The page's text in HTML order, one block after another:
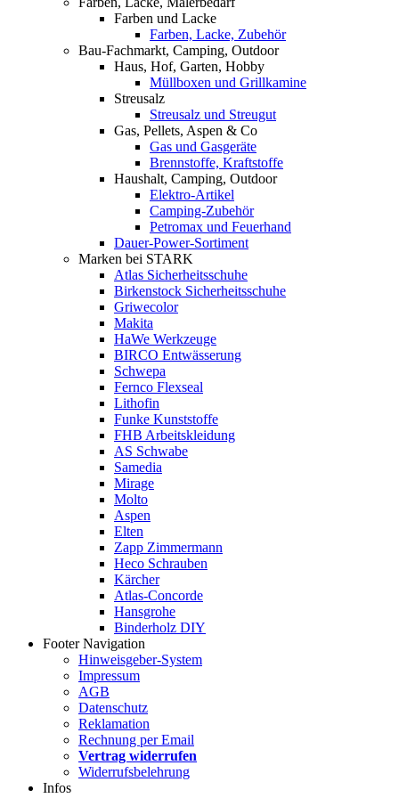
Farben und Lacke
Farben, Lacke, Zubehör
Bau-Fachmarkt, Camping, Outdoor
Haus, Hof, Garten, Hobby
Müllboxen und Grillkamine
Streusalz
Streusalz und Streugut
Gas, Pellets, Aspen & Co
Gas und Gasgeräte
Brennstoffe, Kraftstoffe
Haushalt, Camping, Outdoor
Elektro-Artikel
Camping-Zubehör
Petromax und Feuerhand
Dauer-Power-Sortiment
Marken bei STARK
Atlas Sicherheitsschuhe
Birkenstock Sicherheitsschuhe
Griwecolor
Makita
HaWe Werkzeuge
BIRCO Entwässerung
Schwepa
Fernco Flexseal
Lithofin
Funke Kunststoffe
FHB Arbeitskleidung
AS Schwabe
Samedia
Mirage
Molto
Aspen
Elten
Zapp Zimmermann
Heco Schrauben
Kärcher
Atlas-Concorde
Hansgrohe
Binderholz DIY
Footer Navigation
Hinweisgeber-System
Impressum
AGB
Datenschutz
Reklamation
Rechnung per Email
Vertrag widerrufen
Widerrufsbelehrung
Infos